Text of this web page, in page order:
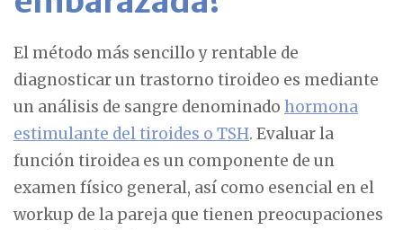
El método más sencillo y rentable de
diagnosticar un trastorno tiroideo es mediante
un análisis de sangre denominado hormona
estimulante del tiroides o TSH. Evaluar la
función tiroidea es un componente de un
examen físico general, así como esencial en el
workup de la pareja que tienen preocupaciones